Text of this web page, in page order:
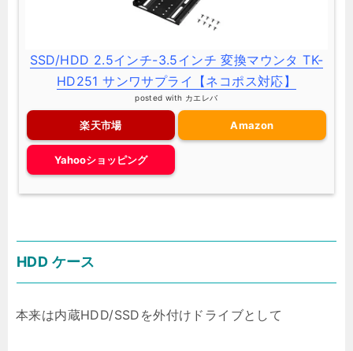
SSD/HDD 2.5インチ-3.5インチ 変換マウンタ TK-
HD251 サンワサプライ【ネコポス対応】
posted with カエレバ
楽天市場 Amazon
Yahooショッピング
HDD ケース
本来は内蔵HDD/SSDを外付けドライブとして